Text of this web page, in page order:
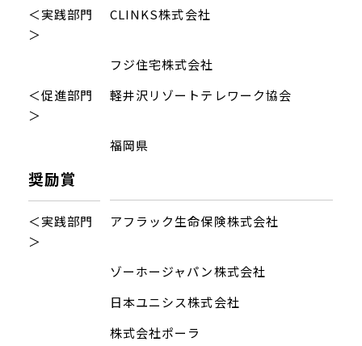
＜実践部門
＞
CLINKS株式会社
フジ住宅株式会社
＜促進部門
＞
軽井沢リゾートテレワーク協会
福岡県
奨励賞
＜実践部門
＞
アフラック生命保険株式会社
ゾーホージャパン株式会社
日本ユニシス株式会社
株式会社ポーラ